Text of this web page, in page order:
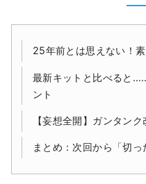
25年前とは思えない！
最新キットと比べると
ント
【妄想全開】ガンタン
まとめ：次回から「切っ